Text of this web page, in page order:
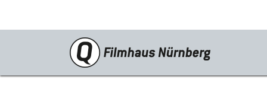
Programm